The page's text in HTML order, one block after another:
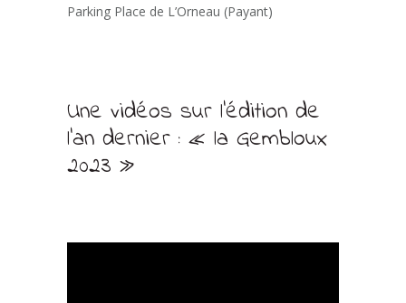
Parking Place de L’Orneau (Payant)
Une vidéos sur l’édition de
l’an dernier : « la Gembloux
2023 »